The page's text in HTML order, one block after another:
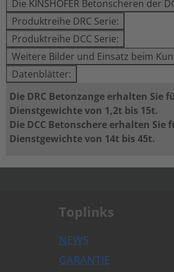
Die KINSHOFER Betonscheren der
Produktreihe DRC Serie:
Produktreihe DCC Serie:
Weitere Bilder und Einsatz beim
Datenblätter:
Die DRC Betonzange erhalten Sie
Dienstgewichte von 1,2t bis 15t.
Die DCC Betonschere erhalten Sie
Dienstgewichte von 14t bis 45t.
Toplinks
NEWS
GARANTIE